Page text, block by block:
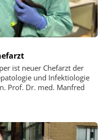
ist neuer Chefarzt der
und Infektiologie
Prof. Dr. med. Manfred